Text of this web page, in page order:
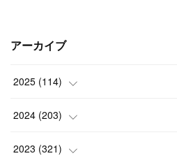
アーカイブ
2025 (114)
(1)
(8)
2024 (203)
(24)
2023 (321)